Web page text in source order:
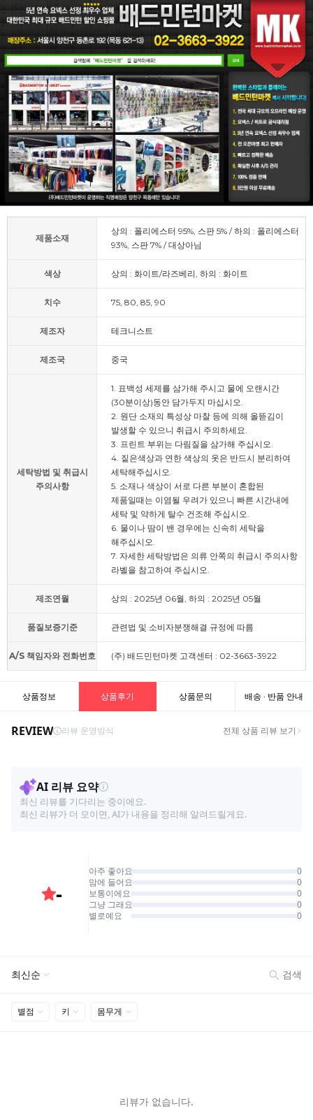
제품소재
상의 : 폴리에스터 95%, 스판 5% / 하의 : 폴리에스터
93%, 스판 7% / 대상아님
색상 상의 : 화이트/라즈베리, 하의 : 화이트
치수 75, 80, 85, 90
제조자 테크니스트
제조국 중국
세탁방법 및 취급시
주의사항
1. 표백성 세제를 삼가해 주시고 물에 오랜시간
(30분이상)동안 담가두지 마십시오.
2. 원단 소재의 특성상 마찰 등에 의해 올뜯김이
발생할 수 있으니 취급시 주의하세요.
3. 프린트 부위는 다림질을 삼가해 주십시오.
4. 짙은색상과 연한 색상의 옷은 반드시 분리하여
세탁해주십시오.
5. 소재나 색상이 서로 다른 부분이 혼합된
제품일때는 이염될 우려가 있으니 빠른 시간내에
세탁 및 약하게 탈수 건조해 주십시오.
6. 물이나 땀이 밴 경우에는 신속히 세탁을
해주십시오.
7. 자세한 세탁방법은 의류 안쪽의 취급시 주의사항
라벨을 참고하여 주십시오.
제조연월 상의 : 2025년 06월, 하의 : 2025년 05월
품질보증기준 관련법 및 소비자분쟁해결 규정에 따름
A/S 책임자와 전화번호 (주) 배드민턴마켓 고객센터 : 02-3663-3922
상품정보 상품후기 상품문의 배송 · 반품 안내